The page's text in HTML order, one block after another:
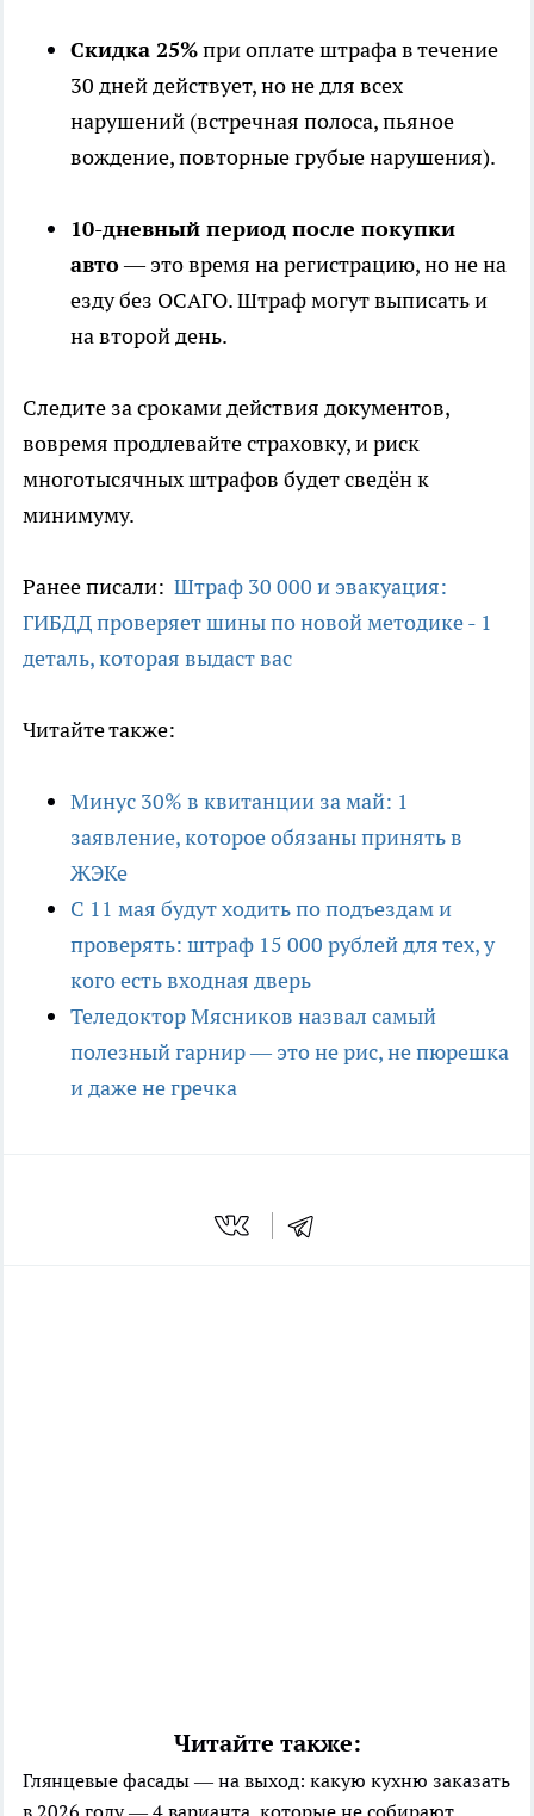
Скидка 25%при оплате штрафа в течение
30 дней действует, но не для всех
нарушений (встречная полоса, пьяное
вождение, повторные грубые нарушения).
10-дневный период после покупки
авто— это время на регистрацию, но не на
езду без ОСАГО. Штраф могут выписать и
на второй день.
Следите за сроками действия документов,
вовремя продлевайте страховку, и риск
многотысячных штрафов будет сведён к
минимуму.
Ранее писали: Штраф 30 000 и эвакуация:
ГИБДД проверяет шины по новой методике - 1
деталь, которая выдаст вас
Читайте также:
Минус 30% в квитанции за май: 1
заявление, которое обязаны принять в
ЖЭКе
С 11 мая будут ходить по подъездам и
проверять: штраф 15 000 рублей для тех, у
кого есть входная дверь
Теледоктор Мясников назвал самый
полезный гарнир — это не рис, не пюрешка
и даже не гречка
Читайте также:
Глянцевые фасады — на выход: какую кухню заказать
в 2026 году — 4 варианта, которые не собирают